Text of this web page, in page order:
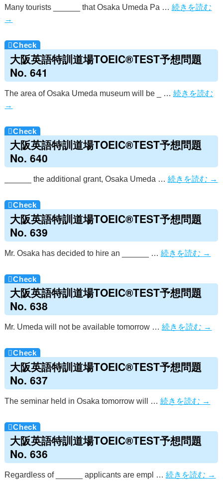
Many tourists ______ that Osaka Umeda Pa …続きを読む
→
大阪英語特訓道場TOEIC®TEST予想問題
No. 641
The area of Osaka Umeda museum will be _ …続きを読む
→
大阪英語特訓道場TOEIC®TEST予想問題
No. 640
______ the additional grant, Osaka Umeda …続きを読む →
大阪英語特訓道場TOEIC®TEST予想問題
No. 639
Mr. Osaka has decided to hire an ______ …続きを読む →
大阪英語特訓道場TOEIC®TEST予想問題
No. 638
Mr. Umeda will not be available tomorrow …続きを読む →
大阪英語特訓道場TOEIC®TEST予想問題
No. 637
The seminar held in Osaka tomorrow will …続きを読む →
大阪英語特訓道場TOEIC®TEST予想問題
No. 636
Regardless of ______ applicants are empl …続きを読む →